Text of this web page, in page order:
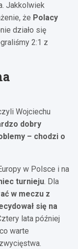
Jakkolwiek
że Polacy
działo się
2:1 z
Wojciechu
dobry
– chodzi o
w Polsce i na
turnieju. Dla
w meczu z
się na
lata później
warte